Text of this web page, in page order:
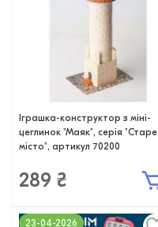
Іграшка-конструктор з міні-
цеглинок "Маяк", серія "Старе
місто", артикул 70200
289 ₴
23-04-2026